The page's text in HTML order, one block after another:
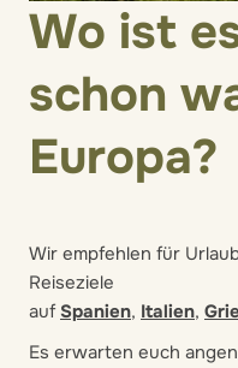
Wo ist
schon
Europa?
Wir empfehlen für
Reiseziele
aufSpanien, Italien,
Es erwarten euch